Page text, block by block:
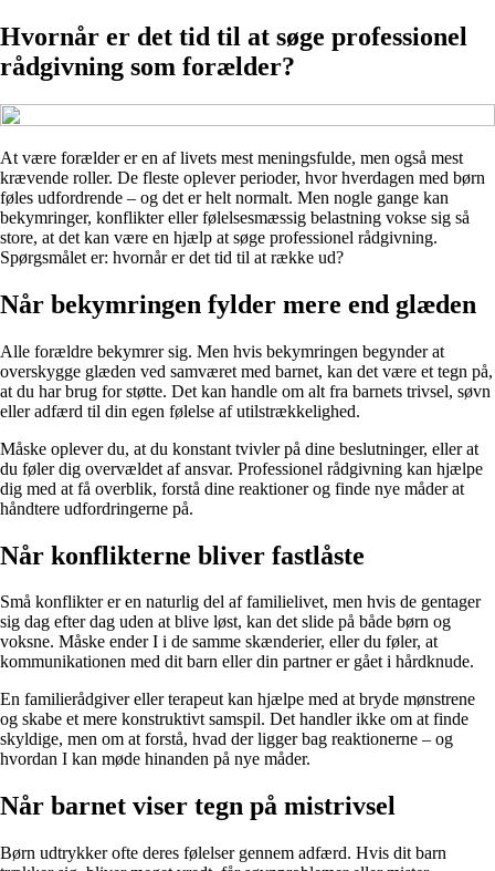
Hvornår er det tid til at søge professionel
rådgivning som forælder?
At være forælder er en af livets mest meningsfulde, men også mest
krævende roller. De fleste oplever perioder, hvor hverdagen med børn
føles udfordrende – og det er helt normalt. Men nogle gange kan
bekymringer, konflikter eller følelsesmæssig belastning vokse sig så
store, at det kan være en hjælp at søge professionel rådgivning.
Spørgsmålet er: hvornår er det tid til at række ud?
Når bekymringen fylder mere end glæden
Alle forældre bekymrer sig. Men hvis bekymringen begynder at
overskygge glæden ved samværet med barnet, kan det være et tegn på,
at du har brug for støtte. Det kan handle om alt fra barnets trivsel, søvn
eller adfærd til din egen følelse af utilstrækkelighed.
Måske oplever du, at du konstant tvivler på dine beslutninger, eller at
du føler dig overvældet af ansvar. Professionel rådgivning kan hjælpe
dig med at få overblik, forstå dine reaktioner og finde nye måder at
håndtere udfordringerne på.
Når konflikterne bliver fastlåste
Små konflikter er en naturlig del af familielivet, men hvis de gentager
sig dag efter dag uden at blive løst, kan det slide på både børn og
voksne. Måske ender I i de samme skænderier, eller du føler, at
kommunikationen med dit barn eller din partner er gået i hårdknude.
En familierådgiver eller terapeut kan hjælpe med at bryde mønstrene
og skabe et mere konstruktivt samspil. Det handler ikke om at finde
skyldige, men om at forstå, hvad der ligger bag reaktionerne – og
hvordan I kan møde hinanden på nye måder.
Når barnet viser tegn på mistrivsel
Børn udtrykker ofte deres følelser gennem adfærd. Hvis dit barn